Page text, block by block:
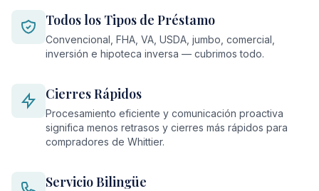
Todos los Tipos de Préstamo
Convencional, FHA, VA, USDA, jumbo, comercial,
inversión e hipoteca inversa — cubrimos todo.
Cierres Rápidos
Procesamiento eficiente y comunicación proactiva
significa menos retrasos y cierres más rápidos para
compradores de Whittier.
Servicio Bilingüe